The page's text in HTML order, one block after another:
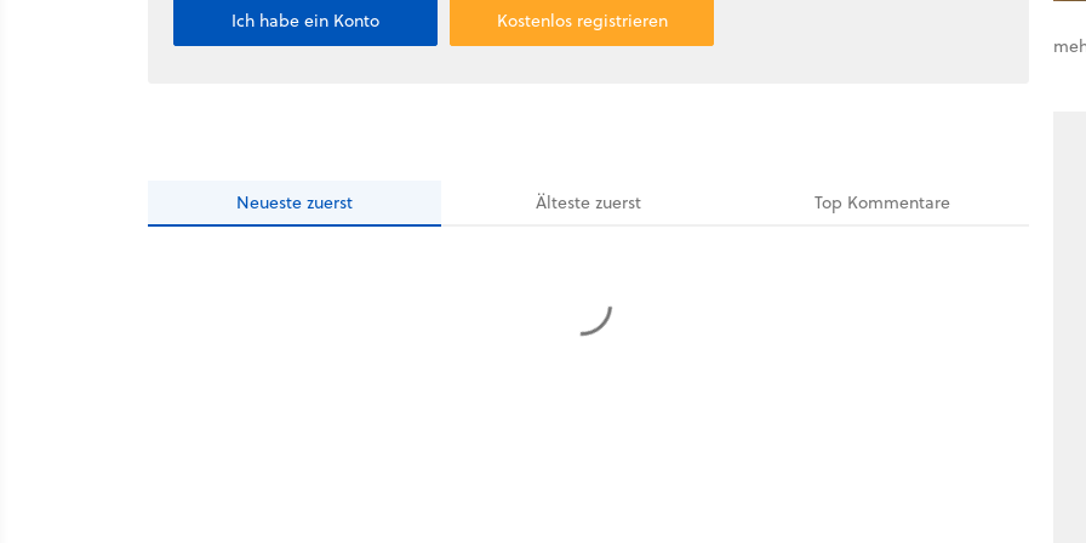
Ich habe ein Konto Kostenlos registrieren
Neueste zuerst Ältestezuerst Top Kommentare